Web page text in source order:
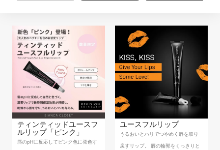
ティンティッドユースフ
ルリップ「ピンク」
唇のpHに反応してピンク色に発色す
ユースフルリップ
うるおいとハリでつやめく唇を取り
戻すリップ。 唇の輪郭をくっきりと